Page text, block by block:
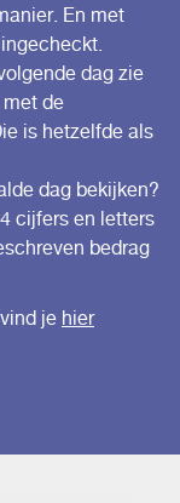
En met
dag zie
de
is hetzelfde als
dag bekijken?
cijfers en letters
bedrag
je hier